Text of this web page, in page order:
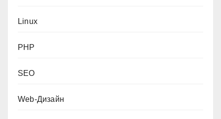
Linux
PHP
SEO
Web-Дизайн